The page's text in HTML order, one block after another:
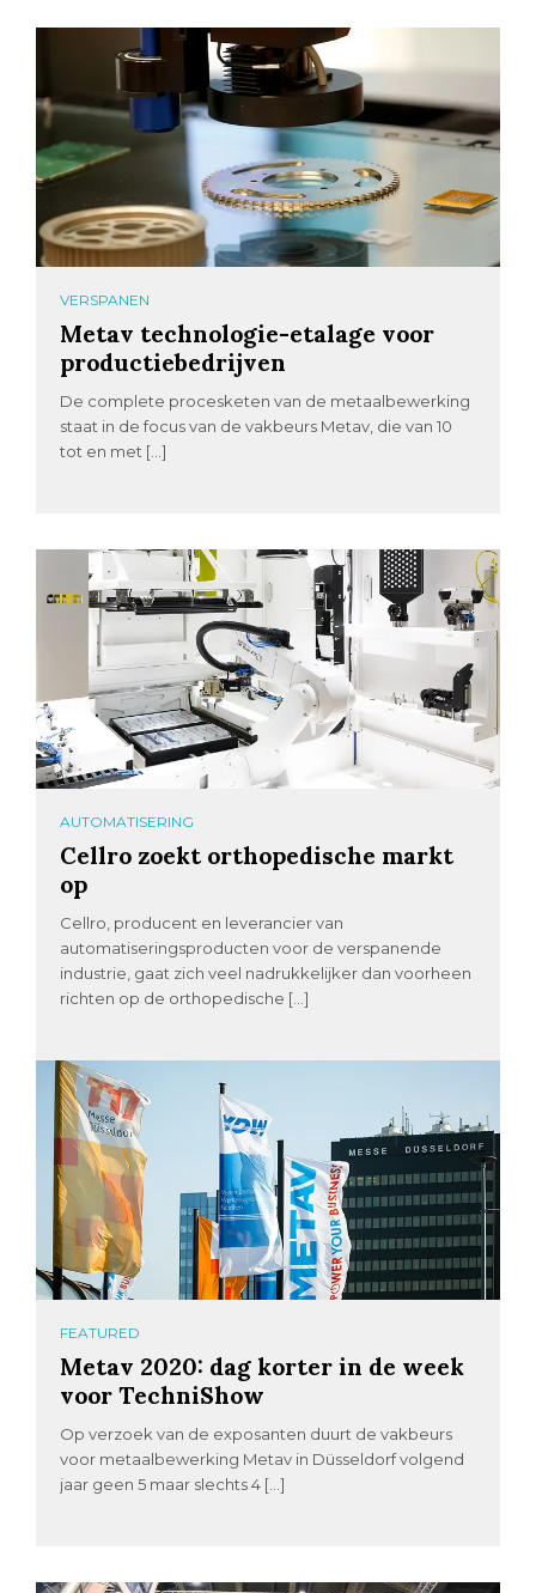
VERSPANEN
Metav technologie-etalage voor
productiebedrijven
De complete procesketen van de metaalbewerking
staat in de focus van de vakbeurs Metav, die van 10
tot en met […]
AUTOMATISERING
Cellro zoekt orthopedische markt
op
Cellro, producent en leverancier van
automatiseringsproducten voor de verspanende
industrie, gaat zich veel nadrukkelijker dan voorheen
richten op de orthopedische […]
FEATURED
Metav 2020: dag korter in de week
voor TechniShow
Op verzoek van de exposanten duurt de vakbeurs
voor metaalbewerking Metav in Düsseldorf volgend
jaar geen 5 maar slechts 4 […]